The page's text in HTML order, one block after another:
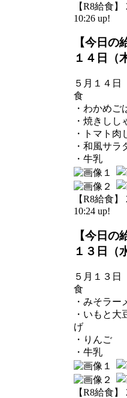
【R8給食】
10:26 up!
【今日の
１４日（
５月１４日
食
・わかめご
・焼きしし
・トマト肉
・和風サラ
・牛乳
【R8給食】
10:24 up!
【今日の
１３日（
５月１３日
食
・みそラー
・いもと大
げ
・りんご
・牛乳
【R8給食】